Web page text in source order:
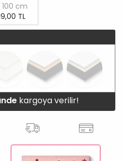
100 cm
TL
kargoya verilir!